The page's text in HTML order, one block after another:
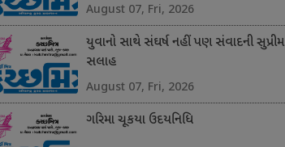
August 07, Fri, 2026
યુવાનો સાથે સંઘર્ષ નહીં પણ સંવાદની સુપ્રીમ
સલાહ
August 07, Fri, 2026
ગરિમા ચૂકયા ઉદયનિધિ